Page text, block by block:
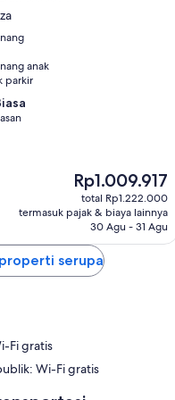
Produk pembersih ramah
dan pengering rambut
tempat tidur bayi (gratis)
anak
parkir
Harga
sekarang
Rp1.009.917
Rp1.009.917
total Rp1.222.000
termasuk pajak & biaya lainnya
30 Agu - 31 Agu
serupa
Fi gratis
Wi-Fi gratis